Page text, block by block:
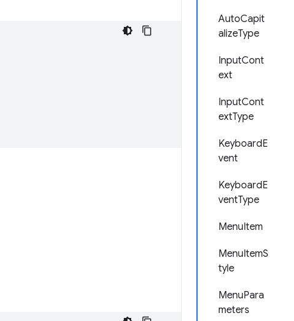
AutoCapit
alizeType
InputCont
ext
InputCont
extType
KeyboardE
vent
KeyboardE
ventType
MenuItem
MenuItemS
tyle
MenuPara
meters